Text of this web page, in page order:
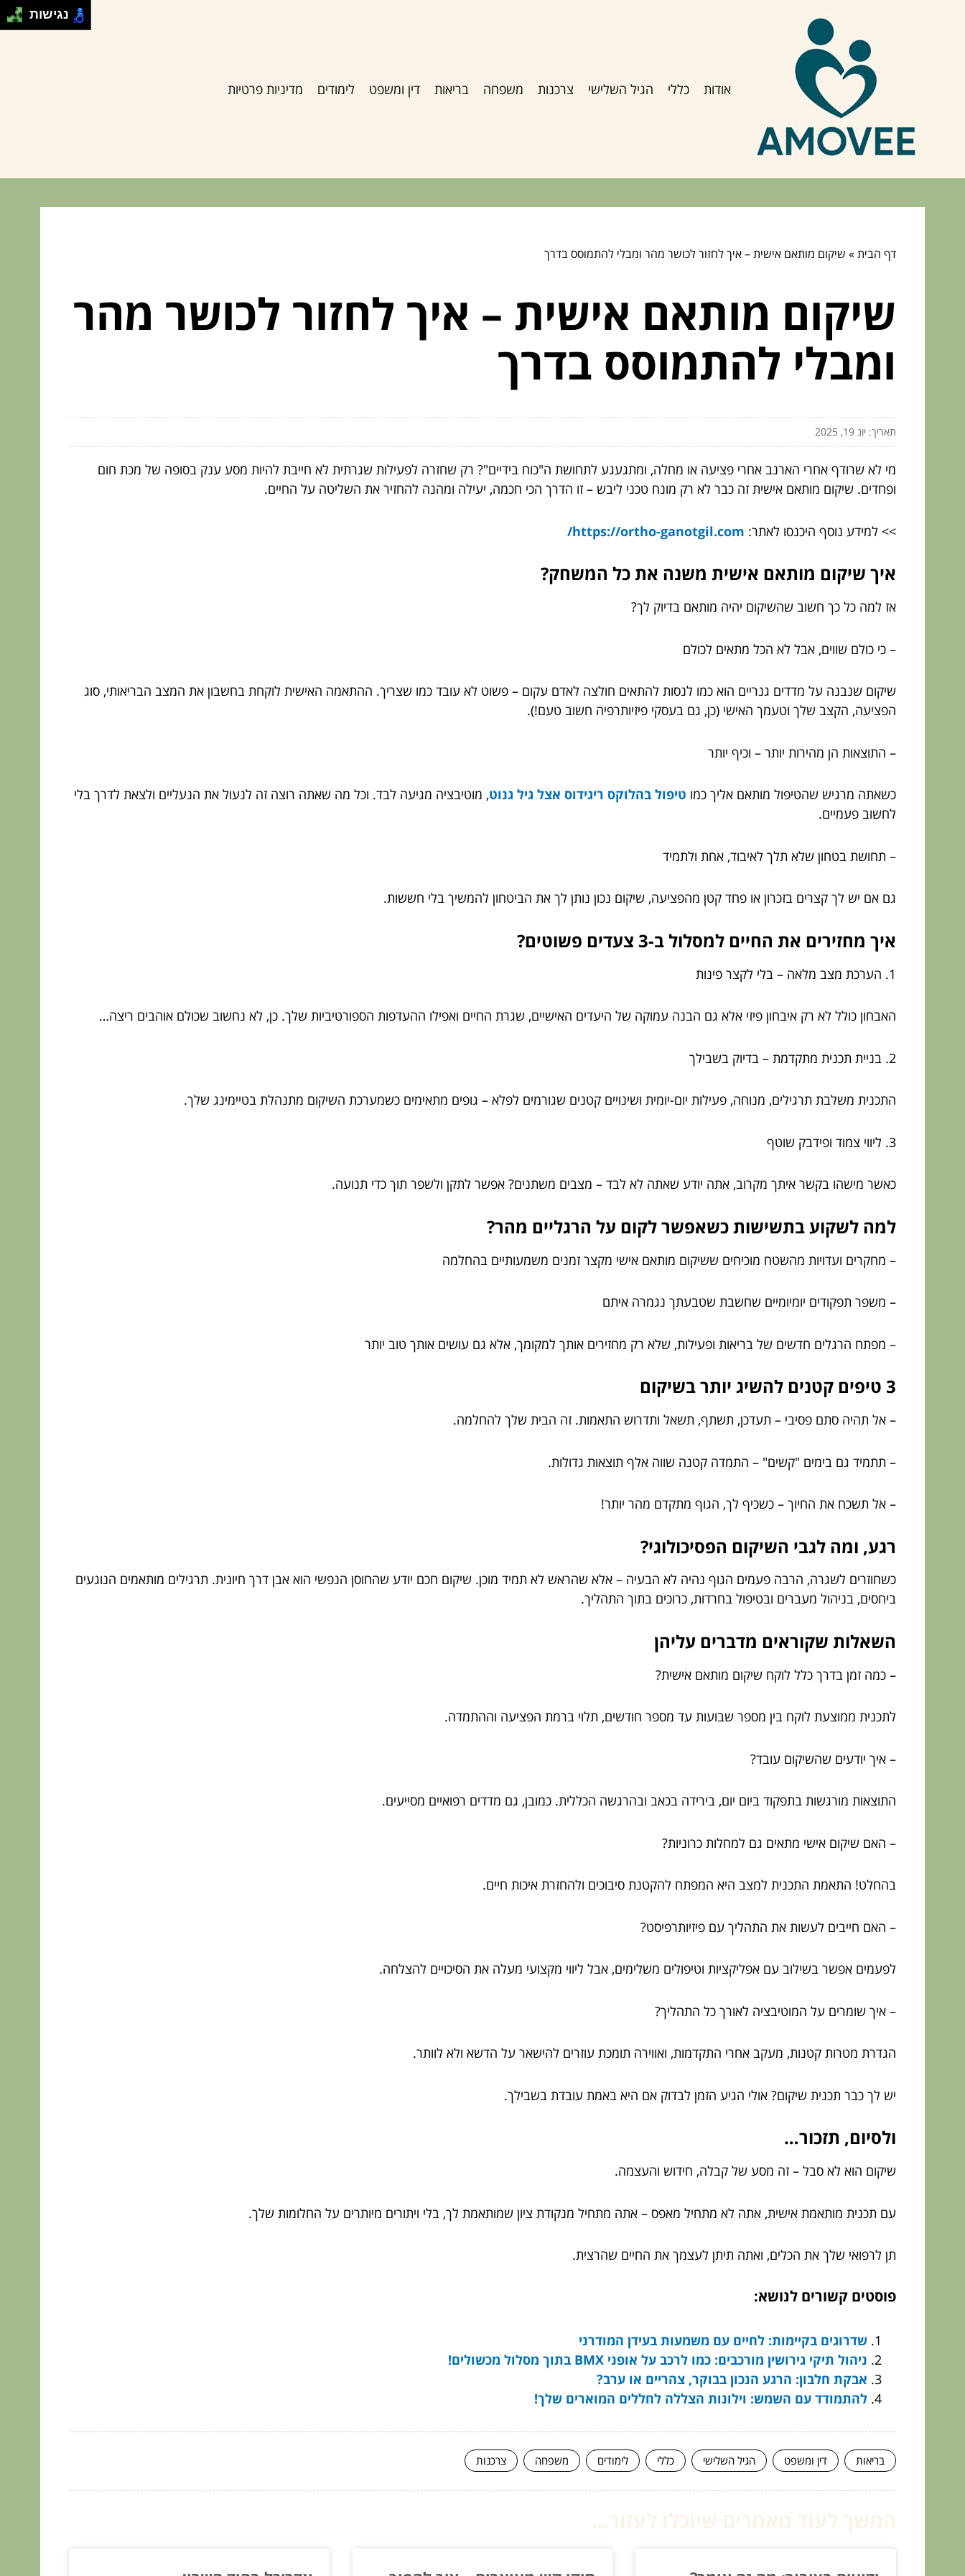
אודות כללי הגיל השלישי צרכנות משפחה בריאות דין ומשפט לימודים מדיניות פרטיות
דף הבית» שיקום מותאם אישית – איך לחזור לכושר מהר ומבלי להתמוסס בדרך
שיקום מותאם אישית – איך לחזור לכושר מהר
ומבלי להתמוסס בדרך
תאריך: יונ 19, 2025
מי לא שרודף אחרי הארנב אחרי פציעה או מחלה, ומתגעגע לתחושת ה"כוח בידיים"? רק שחזרה לפעילות שגרתית לא חייבת להיות מסע ענק בסופה של מכת חום
ופחדים. שיקום מותאם אישית זה כבר לא רק מונח טכני ליבש – זו הדרך הכי חכמה, יעילה ומהנה להחזיר את השליטה על החיים.
>> למידע נוסף היכנסו לאתר: https://ortho-ganotgil.com/
איך שיקום מותאם אישית משנה את כל המשחק?
אז למה כל כך חשוב שהשיקום יהיה מותאם בדיוק לך?
– כי כולם שווים, אבל לא הכל מתאים לכולם
שיקום שנבנה על מדדים גנריים הוא כמו לנסות להתאים חולצה לאדם עקום – פשוט לא עובד כמו שצריך. ההתאמה האישית לוקחת בחשבון את המצב הבריאותי, סוג
הפציעה, הקצב שלך וטעמך האישי (כן, גם בעסקי פיזיותרפיה חשוב טעם!).
– התוצאות הן מהירות יותר – וכיף יותר
כשאתה מרגיש שהטיפול מותאם אליך כמו טיפול בהלוקס ריגידוס אצל גיל גנוט, מוטיבציה מגיעה לבד. וכל מה שאתה רוצה זה לנעול את הנעליים ולצאת לדרך בלי
לחשוב פעמיים.
– תחושת בטחון שלא תלך לאיבוד, אחת ולתמיד
גם אם יש לך קצרים בזכרון או פחד קטן מהפציעה, שיקום נכון נותן לך את הביטחון להמשיך בלי חששות.
איך מחזירים את החיים למסלול ב-3 צעדים פשוטים?
1. הערכת מצב מלאה – בלי לקצר פינות
האבחון כולל לא רק איבחון פיזי אלא גם הבנה עמוקה של היעדים האישיים, שגרת החיים ואפילו ההעדפות הספורטיביות שלך. כן, לא נחשוב שכולם אוהבים ריצה…
2. בניית תכנית מתקדמת – בדיוק בשבילך
התכנית משלבת תרגילים, מנוחה, פעילות יום-יומית ושינויים קטנים שגורמים לפלא – גופים מתאימים כשמערכת השיקום מתנהלת בטיימינג שלך.
3. ליווי צמוד ופידבק שוטף
כאשר מישהו בקשר איתך מקרוב, אתה יודע שאתה לא לבד – מצבים משתנים? אפשר לתקן ולשפר תוך כדי תנועה.
למה לשקוע בתשישות כשאפשר לקום על הרגליים מהר?
– מחקרים ועדויות מהשטח מוכיחים ששיקום מותאם אישי מקצר זמנים משמעותיים בהחלמה
– משפר תפקודים יומיומיים שחשבת שטבעתך נגמרה איתם
– מפתח הרגלים חדשים של בריאות ופעילות, שלא רק מחזירים אותך למקומך, אלא גם עושים אותך טוב יותר
3 טיפים קטנים להשיג יותר בשיקום
– אל תהיה סתם פסיבי – תעדכן, תשתף, תשאל ותדרוש התאמות. זה הבית שלך להחלמה.
– תתמיד גם בימים "קשים" – התמדה קטנה שווה אלף תוצאות גדולות.
– אל תשכח את החיוך – כשכיף לך, הגוף מתקדם מהר יותר!
רגע, ומה לגבי השיקום הפסיכולוגי?
כשחוזרים לשגרה, הרבה פעמים הגוף נהיה לא הבעיה – אלא שהראש לא תמיד מוכן. שיקום חכם יודע שהחוסן הנפשי הוא אבן דרך חיונית. תרגילים מותאמים הנוגעים
ביחסים, בניהול מעברים ובטיפול בחרדות, כרוכים בתוך התהליך.
השאלות שקוראים מדברים עליהן
– כמה זמן בדרך כלל לוקח שיקום מותאם אישית?
לתכנית ממוצעת לוקח בין מספר שבועות עד מספר חודשים, תלוי ברמת הפציעה וההתמדה.
– איך יודעים שהשיקום עובד?
התוצאות מורגשות בתפקוד ביום יום, בירידה בכאב ובהרגשה הכללית. כמובן, גם מדדים רפואיים מסייעים.
– האם שיקום אישי מתאים גם למחלות כרוניות?
בהחלט! התאמת התכנית למצב היא המפתח להקטנת סיבוכים ולהחזרת איכות חיים.
– האם חייבים לעשות את התהליך עם פיזיותרפיסט?
לפעמים אפשר בשילוב עם אפליקציות וטיפולים משלימים, אבל ליווי מקצועי מעלה את הסיכויים להצלחה.
– איך שומרים על המוטיבציה לאורך כל התהליך?
הגדרת מטרות קטנות, מעקב אחרי התקדמות, ואווירה תומכת עוזרים להישאר על הדשא ולא לוותר.
יש לך כבר תכנית שיקום? אולי הגיע הזמן לבדוק אם היא באמת עובדת בשבילך.
ולסיום, תזכור…
שיקום הוא לא סבל – זה מסע של קבלה, חידוש והעצמה.
עם תכנית מותאמת אישית, אתה לא מתחיל מאפס – אתה מתחיל מנקודת ציון שמותאמת לך, בלי ויתורים מיותרים על החלומות שלך.
תן לרפואי שלך את הכלים, ואתה תיתן לעצמך את החיים שהרצית.
פוסטים קשורים לנושא:
שדרוגים בקיימות: לחיים עם משמעות בעידן המודרני
ניהול תיקי גירושין מורכבים: כמו לרכב על אופני BMX בתוך מסלול מכשולים!
אבקת חלבון: הרגע הנכון בבוקר, צהריים או ערב?
להתמודד עם השמש: וילונות הצללה לחללים המוארים שלך!
בריאות דין ומשפט הגיל השלישי כללי לימודים משפחה צרכנות
נגישות